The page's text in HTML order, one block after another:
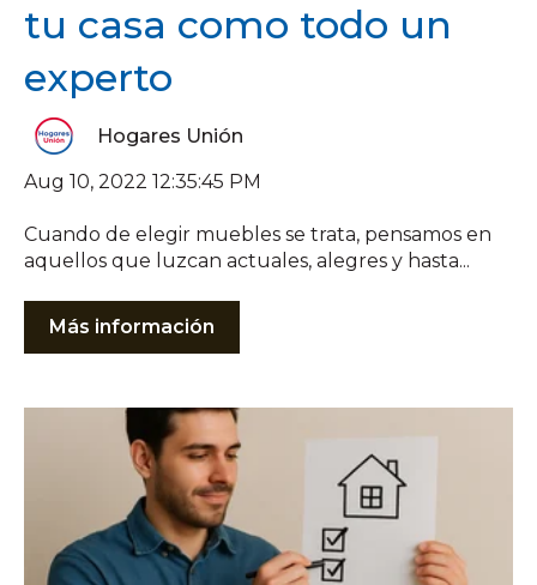
tu casa como todo un
experto
Hogares Unión
Aug 10, 2022 12:35:45 PM
Cuando de elegir muebles se trata, pensamos en
aquellos que luzcan actuales, alegres y hasta...
Más información